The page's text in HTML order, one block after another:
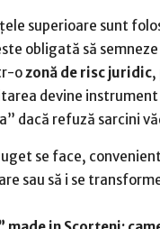
superioare sunt
obligată să
ozonă de risc juridic,
devine instrument
dacă refuză sarcini
se face,
sau să i se